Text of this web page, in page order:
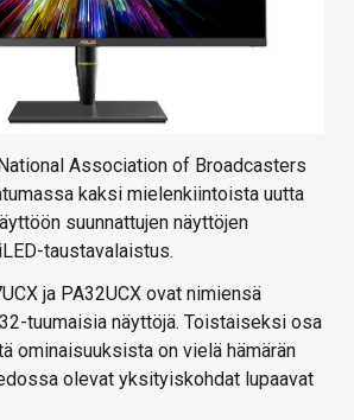
Association of Broadcasters
kaksi mielenkiintoista uutta
suunnattujen näyttöjen
taustavalaistus.
ja PA32UCX ovat nimiensä
tuumaisia näyttöjä. Toistaiseksi osa
ominaisuuksista on vielä hämärän
olevat yksityiskohdat lupaavat